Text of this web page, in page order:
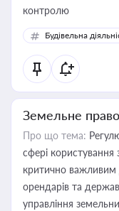
контролю
Будівельна
Земельне право
Про що тема:
сфері
критично важливим
орендарів та
управління